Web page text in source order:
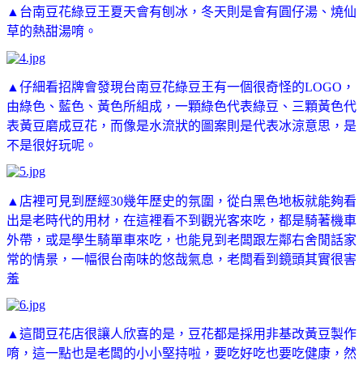
▲台南豆花綠豆王夏天會有刨冰，冬天則是會有圓仔湯、燒仙
草的熱甜湯唷。
▲仔細看招牌會發現台南豆花綠豆王有一個很奇怪的LOGO，
由綠色、藍色、黃色所組成，一顆綠色代表綠豆、三顆黃色代
表黃豆磨成豆花，而像是水流狀的圖案則是代表冰涼意思，是
不是很好玩呢。
▲店裡可見到歷經30幾年歷史的氛圍，從白黑色地板就能夠看
出是老時代的用材，在這裡看不到觀光客來吃，都是騎著機車
外帶，或是學生騎單車來吃，也能見到老闆跟左鄰右舍閒話家
常的情景，一幅很台南味的悠哉氣息，老闆看到鏡頭其實很害
羞
▲這間豆花店很讓人欣喜的是，豆花都是採用非基改黃豆製作
唷，這一點也是老闆的小小堅持啦，要吃好吃也要吃健康，然